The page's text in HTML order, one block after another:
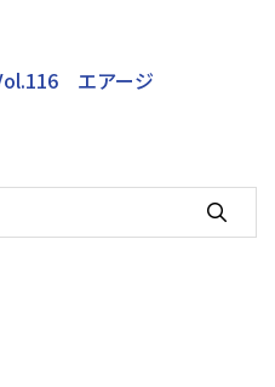
エアージ